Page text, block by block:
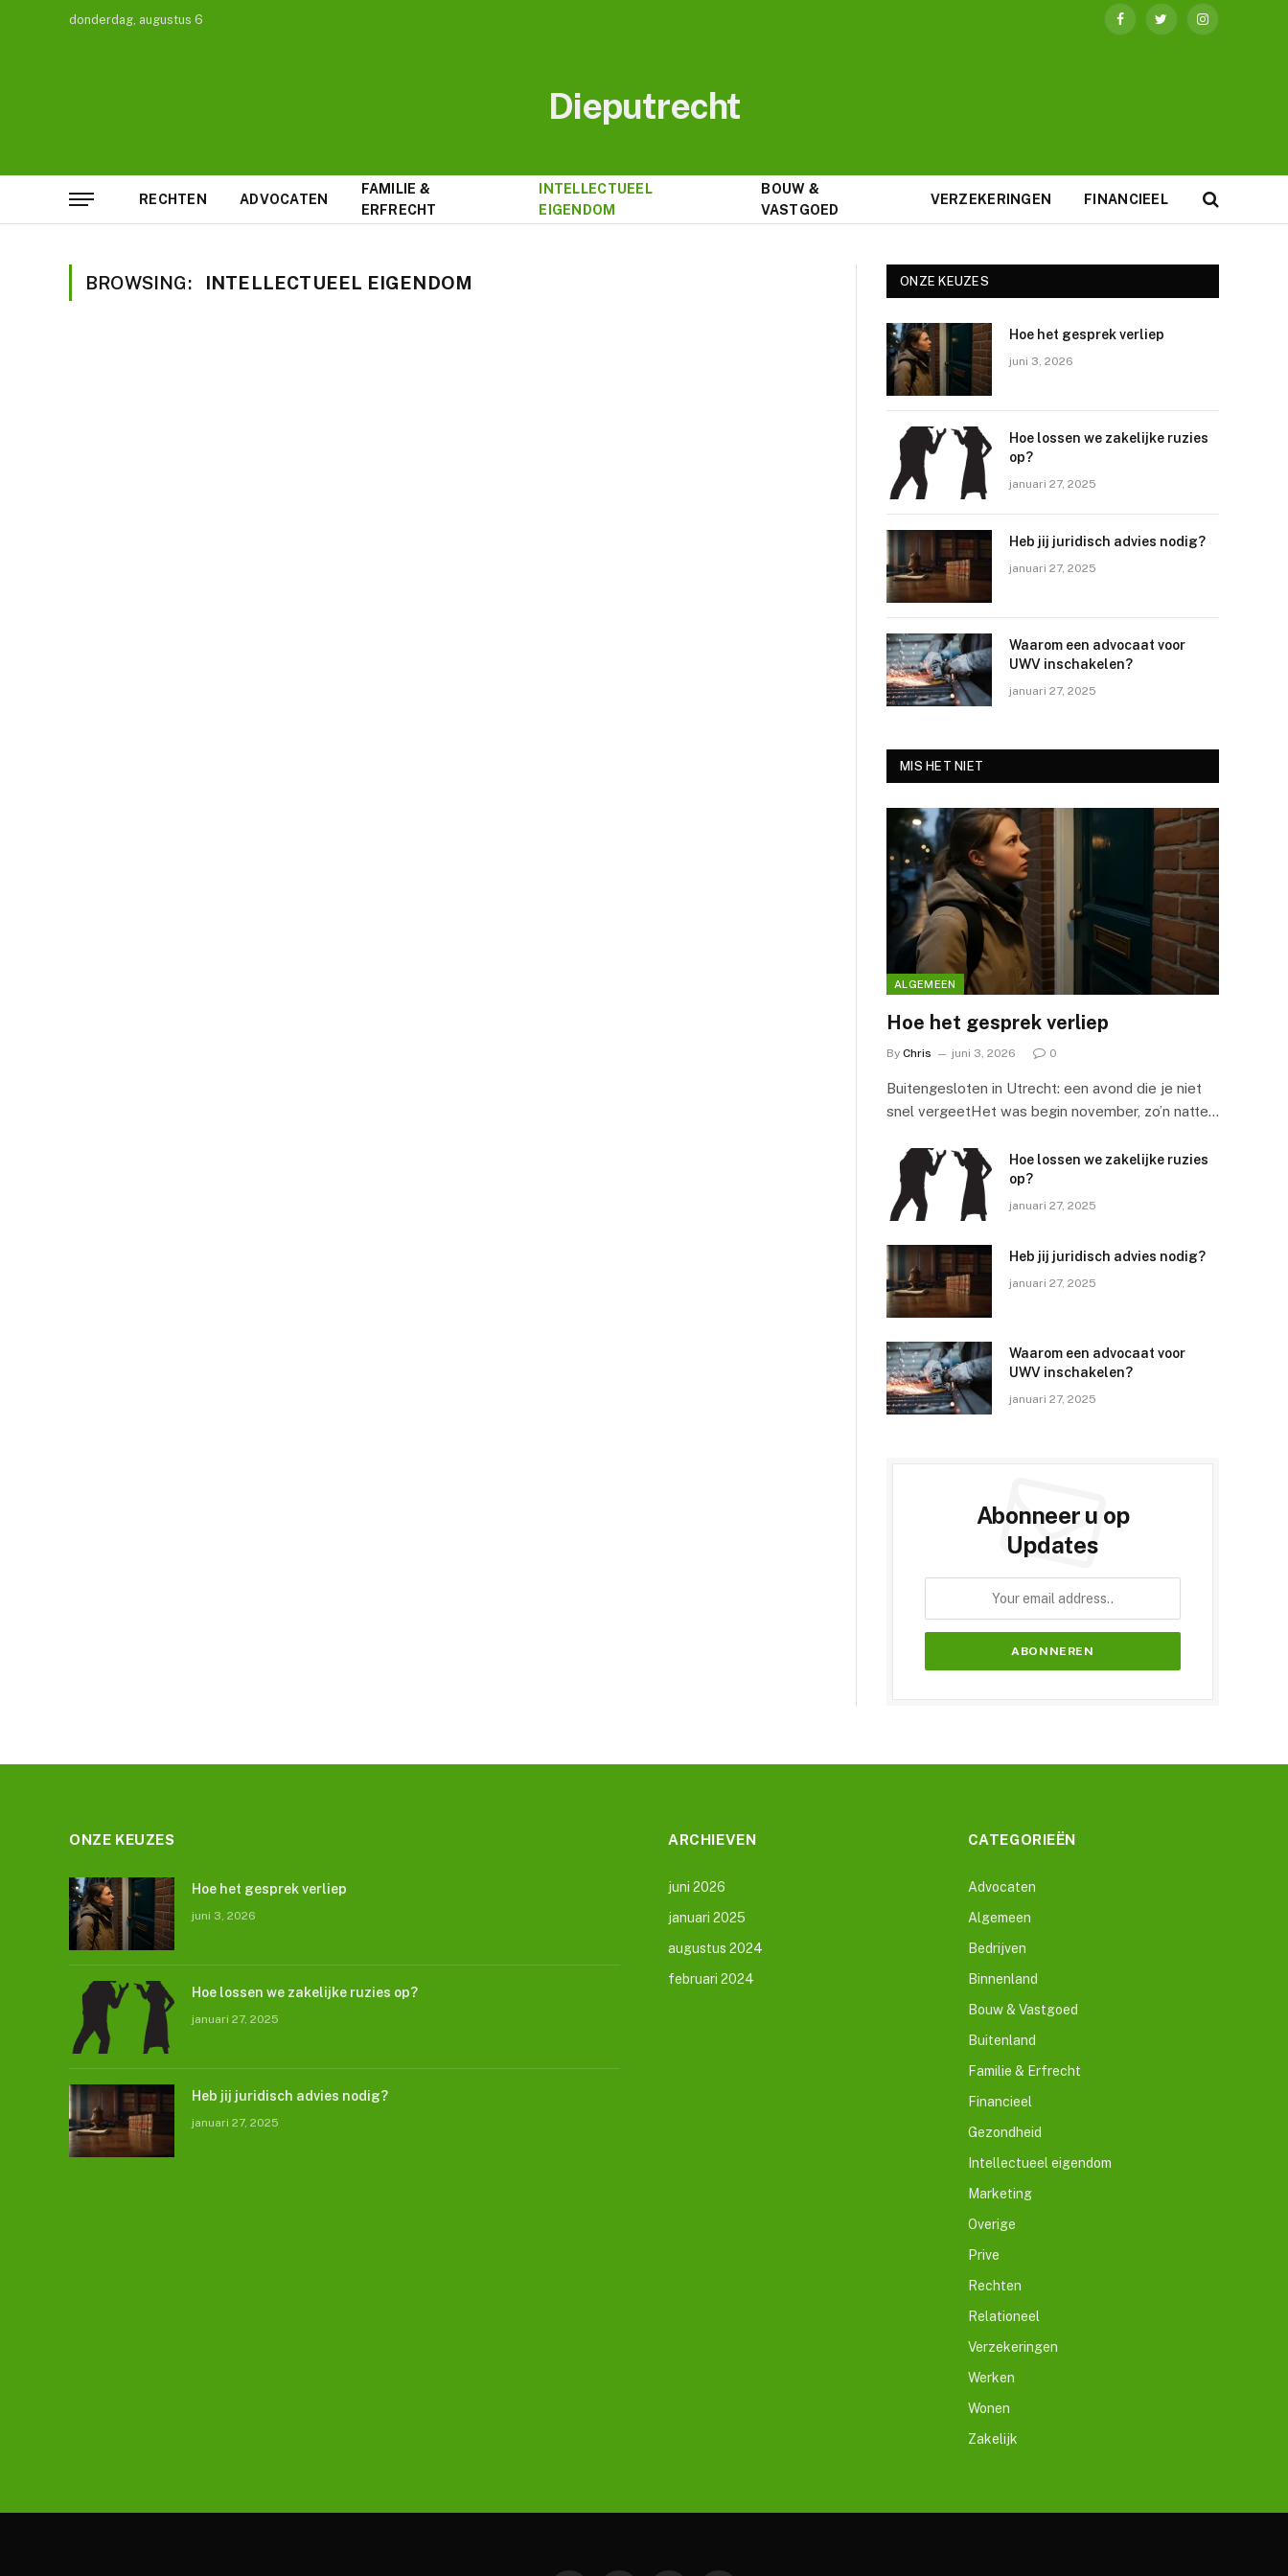
donderdag, augustus 6
FacebookTwitterInstagram
Dieputrecht
RECHTEN ADVOCATEN
FAMILIE &
ERFRECHT
INTELLECTUEEL
EIGENDOM
BOUW &
VASTGOED
VERZEKERINGEN FINANCIEEL
BROWSING: INTELLECTUEEL EIGENDOM ONZE KEUZES
Hoe het gesprek verliep
juni 3, 2026
Hoe lossen we zakelijke ruzies
op?
januari 27, 2025
Heb jij juridisch advies nodig?
januari 27, 2025
Waarom een advocaat voor
UWV inschakelen?
januari 27, 2025
MIS HET NIET
ALGEMEEN
Hoe het gesprek verliep
By Chris juni 3, 2026 0
Buitengesloten in Utrecht: een avond die je niet
snel vergeetHet was begin november, zo’n natte…
Hoe lossen we zakelijke ruzies
op?
januari 27, 2025
Heb jij juridisch advies nodig?
januari 27, 2025
Waarom een advocaat voor
UWV inschakelen?
januari 27, 2025
Abonneer u op
Updates
ONZE KEUZES
Hoe het gesprek verliep
juni 3, 2026
Hoe lossen we zakelijke ruzies op?
januari 27, 2025
Heb jij juridisch advies nodig?
januari 27, 2025
ARCHIEVEN
juni 2026
januari 2025
augustus 2024
februari 2024
CATEGORIEËN
Advocaten
Algemeen
Bedrijven
Binnenland
Bouw & Vastgoed
Buitenland
Familie & Erfrecht
Financieel
Gezondheid
Intellectueel eigendom
Marketing
Overige
Prive
Rechten
Relationeel
Verzekeringen
Werken
Wonen
Zakelijk